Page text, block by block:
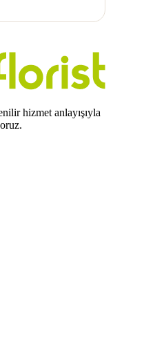
hizmet anlayışıyla